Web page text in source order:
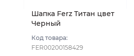
Шапка Ferz Титан цвет
Черный
Код товара:
FER00200158429